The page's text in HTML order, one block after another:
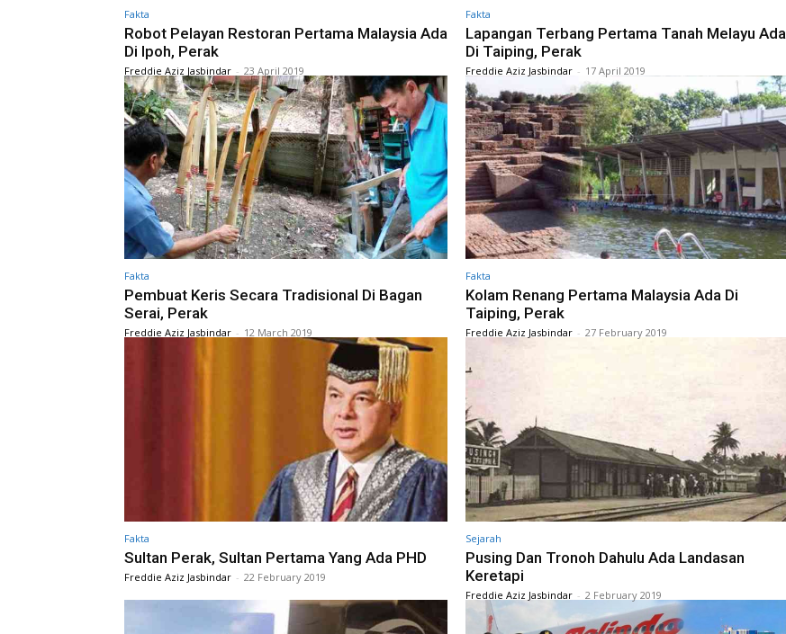
Fakta
Robot Pelayan Restoran Pertama Malaysia Ada
Di Ipoh, Perak
Freddie Aziz Jasbindar - 23 April 2019
Fakta
Lapangan Terbang Pertama Tanah Melayu Ada
Di Taiping, Perak
Freddie Aziz Jasbindar - 17 April 2019
Fakta
Pembuat Keris Secara Tradisional Di Bagan
Serai, Perak
Freddie Aziz Jasbindar - 12 March 2019
Fakta
Kolam Renang Pertama Malaysia Ada Di
Taiping, Perak
Freddie Aziz Jasbindar - 27 February 2019
Fakta
Sultan Perak, Sultan Pertama Yang Ada PHD
Freddie Aziz Jasbindar - 22 February 2019
Sejarah
Pusing Dan Tronoh Dahulu Ada Landasan
Keretapi
Freddie Aziz Jasbindar - 2 February 2019